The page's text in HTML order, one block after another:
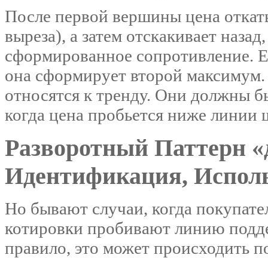
После первой вершины цена
выреза), а затем отскакивает
сформированное сопротивление.
она сформирует второй
относятся к тренду. Они должны
когда цена пробьется ниже линии
Разворотный Паттерн
Идентификация,
Но бывают случаи, когда
котировки пробивают линию
правило, это может происходить